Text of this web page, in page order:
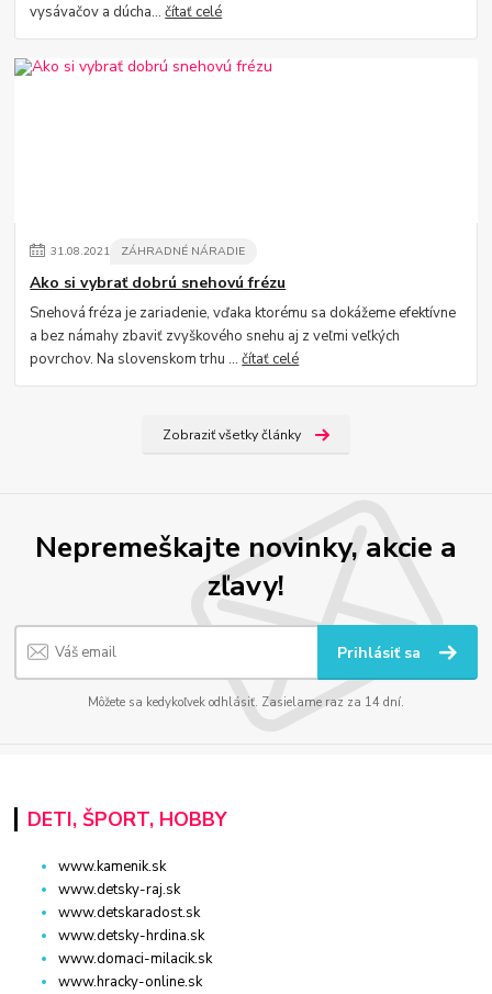
vysávačov a dúcha...čítať celé
31.08.2021 ZÁHRADNÉ NÁRADIE
Ako si vybrať dobrú snehovú frézu
Snehová fréza je zariadenie, vďaka ktorému sa dokážeme efektívne
a bez námahy zbaviť zvyškového snehu aj z veľmi veľkých
povrchov. Na slovenskom trhu ...čítať celé
Zobraziť všetky články
Nepremeškajte novinky, akcie a
zľavy!
Prihlásiť sa
Môžete sa kedykoľvek odhlásiť. Zasielame raz za 14 dní.
DETI, ŠPORT, HOBBY
www.kamenik.sk
www.detsky-raj.sk
www.detskaradost.sk
www.detsky-hrdina.sk
www.domaci-milacik.sk
www.hracky-online.sk